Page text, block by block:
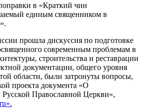
в «Краткий чин
единым священником в
прошла дискуссия по подготовке
современным проблемам в
строительства и реставрации
документации, общего уровня
области, были затронуты вопросы,
проекта документа «О
Православной Церкви»,